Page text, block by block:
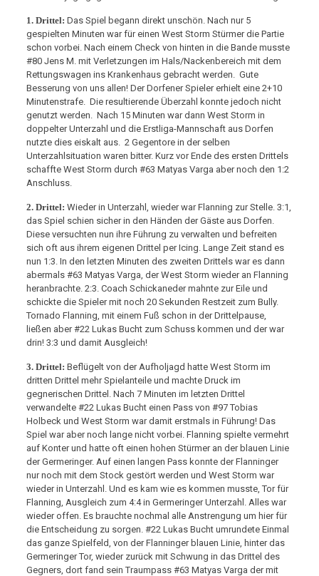
1. Drittel: Das Spiel begann direkt unschön. Nach nur 5
gespielten Minuten war für einen West Storm Stürmer die Partie
schon vorbei. Nach einem Check von hinten in die Bande musste
#80 Jens M. mit Verletzungen im Hals/Nackenbereich mit dem
Rettungswagen ins Krankenhaus gebracht werden. Gute
Besserung von uns allen! Der Dorfener Spieler erhielt eine 2+10
Minutenstrafe. Die resultierende Überzahl konnte jedoch nicht
genutzt werden. Nach 15 Minuten war dann West Storm in
doppelter Unterzahl und die Erstliga-Mannschaft aus Dorfen
nutzte dies eiskalt aus. 2 Gegentore in der selben
Unterzahlsituation waren bitter. Kurz vor Ende des ersten Drittels
schaffte West Storm durch #63 Matyas Varga aber noch den 1:2
Anschluss.
2. Drittel: Wieder in Unterzahl, wieder war Flanning zur Stelle. 3:1,
das Spiel schien sicher in den Händen der Gäste aus Dorfen.
Diese versuchten nun ihre Führung zu verwalten und befreiten
sich oft aus ihrem eigenen Drittel per Icing. Lange Zeit stand es
nun 1:3. In den letzten Minuten des zweiten Drittels war es dann
abermals #63 Matyas Varga, der West Storm wieder an Flanning
heranbrachte. 2:3. Coach Schickaneder mahnte zur Eile und
schickte die Spieler mit noch 20 Sekunden Restzeit zum Bully.
Tornado Flanning, mit einem Fuß schon in der Drittelpause,
ließen aber #22 Lukas Bucht zum Schuss kommen und der war
drin! 3:3 und damit Ausgleich!
3. Drittel: Beflügelt von der Aufholjagd hatte West Storm im
dritten Drittel mehr Spielanteile und machte Druck im
gegnerischen Drittel. Nach 7 Minuten im letzten Drittel
verwandelte #22 Lukas Bucht einen Pass von #97 Tobias
Holbeck und West Storm war damit erstmals in Führung! Das
Spiel war aber noch lange nicht vorbei. Flanning spielte vermehrt
auf Konter und hatte oft einen hohen Stürmer an der blauen Linie
der Germeringer. Auf einen langen Pass konnte der Flanninger
nur noch mit dem Stock gestört werden und West Storm war
wieder in Unterzahl. Und es kam wie es kommen musste, Tor für
Flanning, Ausgleich zum 4:4 in Germeringer Unterzahl. Alles war
wieder offen. Es brauchte nochmal alle Anstrengung um hier für
die Entscheidung zu sorgen. #22 Lukas Bucht umrundete Einmal
das ganze Spielfeld, von der Flanninger blauen Linie, hinter das
Germeringer Tor, wieder zurück mit Schwung in das Drittel des
Gegners, dort fand sein Traumpass #63 Matyas Varga der mit